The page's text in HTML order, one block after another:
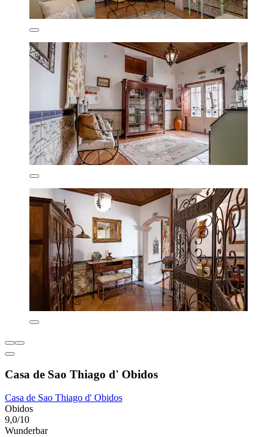
Casa de Sao Thiago d' Obidos
Casa de Sao Thiago d' Obidos
Obidos
9,0/10
Wunderbar